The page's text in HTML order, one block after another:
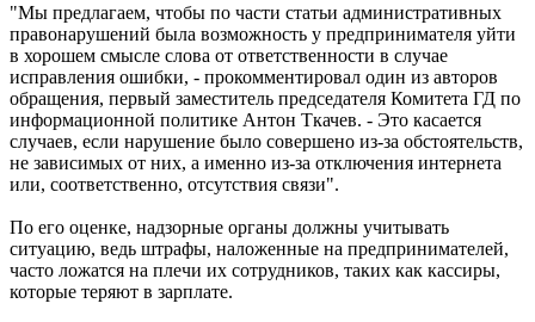
"Мы предлагаем, чтобы по части статьи административных
правонарушений была возможность у предпринимателя уйти
в хорошем смысле слова от ответственности в случае
исправления ошибки, - прокомментировал один из авторов
обращения, первый заместитель председателя Комитета ГД по
информационной политике Антон Ткачев. - Это касается
случаев, если нарушение было совершено из-за обстоятельств,
не зависимых от них, а именно из-за отключения интернета
или, соответственно, отсутствия связи".
По его оценке, надзорные органы должны учитывать
ситуацию, ведь штрафы, наложенные на предпринимателей,
часто ложатся на плечи их сотрудников, таких как кассиры,
которые теряют в зарплате.